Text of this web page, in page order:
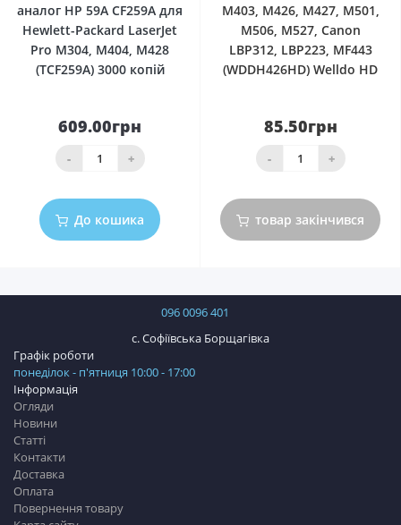
аналог HP 59A CF259A для
Hewlett-Packard LaserJet
Pro M304, M404, M428
(TCF259A) 3000 копій
609.00грн
- +
До кошика
M403, M426, M427, M501,
M506, M527, Canon
LBP312, LBP223, MF443
(WDDH426HD) Welldo HD
85.50грн
- +
товар закінчився
096 0096 401
с. Софіївська Борщагівка
Інформація
Огляди
Новини
Статті
Контакти
Доставка
Оплата
Повернення товару
Графік роботи
понеділок - п'ятниця 10:00 - 17:00